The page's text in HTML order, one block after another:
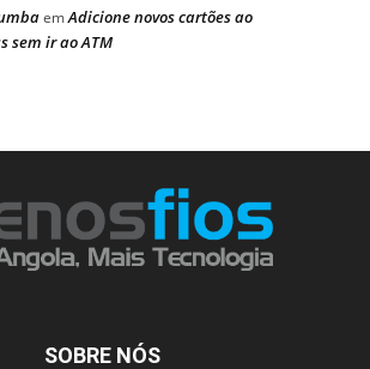
emAdicione novos cartões ao
sem ir ao ATM
SOBRE NÓS